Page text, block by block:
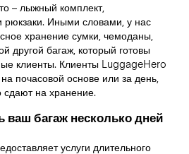
– лыжный комплект,
Иными словами, у нас
хранение сумки, чемоданы,
другой багаж, который готовы
клиенты. Клиенты LuggageHero
почасовой основе или за день,
сдают на хранение.
багаж несколько дней
услуги длительного